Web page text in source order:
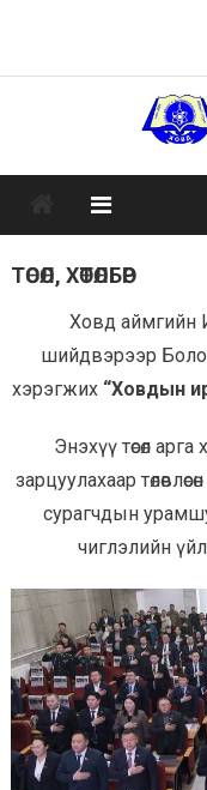
content
ТӨСӨЛ, ХӨТӨЛБӨР
Ховд аймгийн
шийдвэрээр
хэрэгжих “Ховдын
Энэхүү төсөл
зарцуулахаар
сурагчдын
чиглэлийн